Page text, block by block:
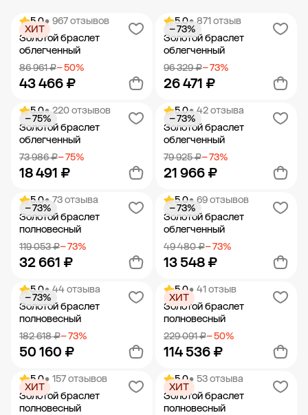
5.0• 967 отзывов
Золотой браслет
облегченный
86 961 ₽− 50%
43 466 ₽
ХИТ
Добавить в корзину
5.0• 871 отзыв
Золотой браслет
облегченный
96 329 ₽− 73%
26 471 ₽
− 73%
Добавить в корзину
5.0• 220 отзывов
Золотой браслет
облегченный
73 986 ₽− 75%
18 491 ₽
− 75%
Добавить в корзину
5.0• 42 отзыва
Золотой браслет
облегченный
79 925 ₽− 73%
21 966 ₽
− 73%
Добавить в корзину
5.0• 73 отзыва
Золотой браслет
полновесный
119 053 ₽− 73%
32 661 ₽
− 73%
Добавить в корзину
5.0• 69 отзывов
Золотой браслет
облегченный
49 480 ₽− 73%
13 548 ₽
− 73%
Добавить в корзину
5.0• 44 отзыва
Золотой браслет
полновесный
182 618 ₽− 73%
50 160 ₽
− 73%
Добавить в корзину
5.0• 41 отзыв
Золотой браслет
полновесный
229 091 ₽− 50%
114 536 ₽
ХИТ
Добавить в корзину
5.0• 157 отзывов
Золотой браслет
полновесный
ХИТ
5.0• 53 отзыва
Золотой браслет
полновесный
ХИТ